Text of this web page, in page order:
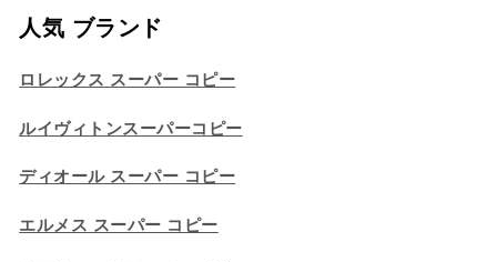
人気 ブランド
ロレックス スーパー コピー
ルイヴィトンスーパーコピー
ディオール スーパー コピー
エルメス スーパー コピー